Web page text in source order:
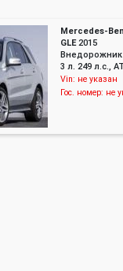
Mercedes-
GLE2015
Внедорожник
3 л. 249 л.с.,
Vin: не указан
Гос. номер: не